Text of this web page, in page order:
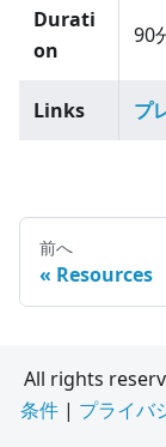
Durati
on
90
Links プ
前へ
Resources
All rights
条件| プライバ